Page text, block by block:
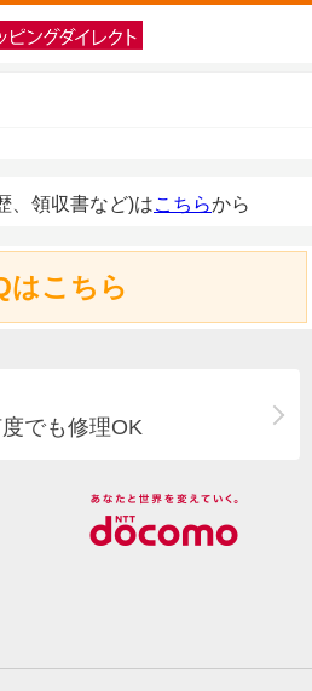
、領収書など)はこちらから
はこちら
でも修理OK